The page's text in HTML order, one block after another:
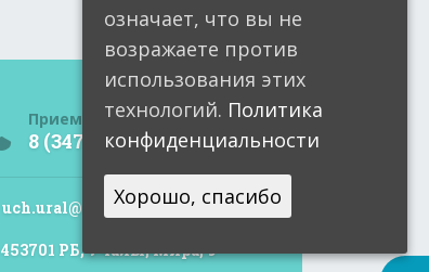
Приемная
8 (34791) 6-05-99
uch.ural@doctorrb.ru
453701 РБ, Учалы, Мира, 9
означает, что вы не
возражаете против
использования этих
технологий. Политика
конфиденциальности
Хорошо, спасибо